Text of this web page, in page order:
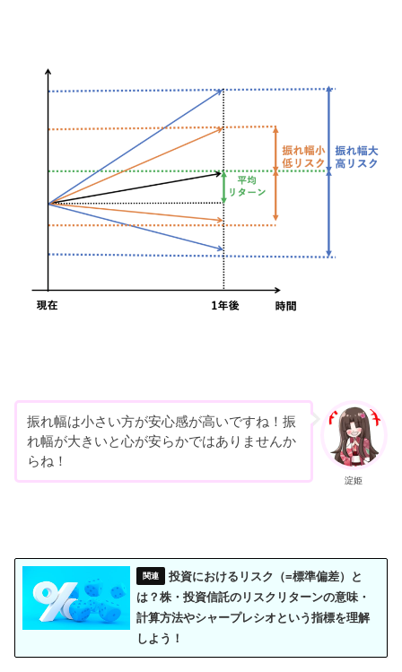
淀姫
振れ幅は小さい方が安心感が高いですね！振
れ幅が大きいと心が安らかではありませんか
らね！
投資におけるリスク（=標準偏差）と
は？株・投資信託のリスクリターンの意味・
計算方法やシャープレシオという指標を理解
しよう！